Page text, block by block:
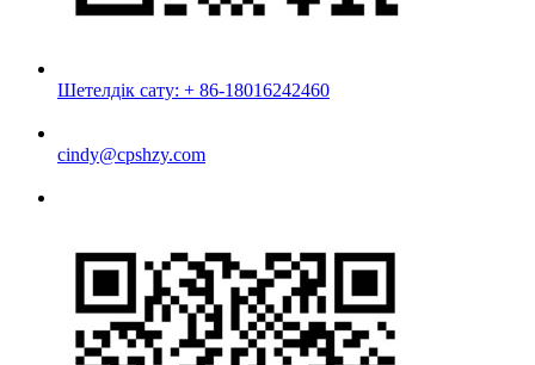
Шетелдік сату: + 86-18016242460
cindy@cpshzy.com